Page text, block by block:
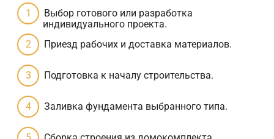
Выбор готового или разработка
индивидуального проекта.
Приезд рабочих и доставка материалов.
Подготовка к началу строительства.
Заливка фундамента выбранного типа.